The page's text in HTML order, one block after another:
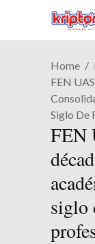
Home
FEN
Siglo De
FEN
siglo